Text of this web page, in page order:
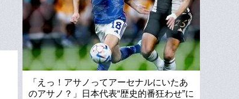
「えっ！アサノってアーセナルにいたあ
のアサノ？」日本代表“歴史的番狂わせ”に